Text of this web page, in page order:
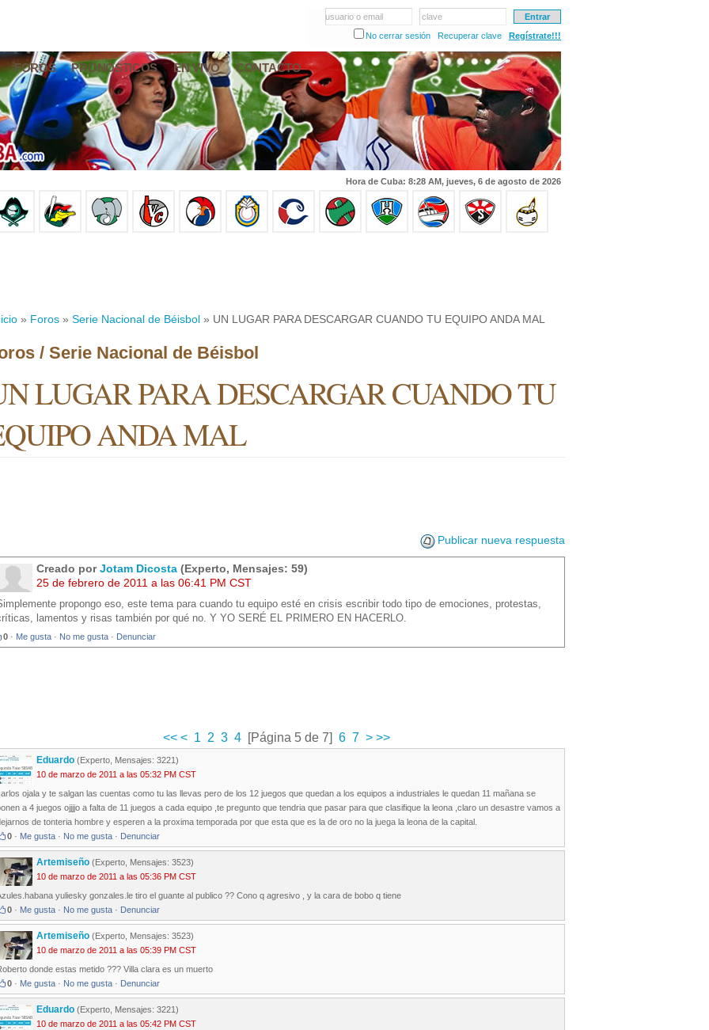
usuario o email
clave
No cerrar sesión
Recuperar clave Regístrate!!!
FOROS PRONÓSTICOS EN VIVO CONTACTO
Hora de Cuba: 8:28 AM, jueves, 6 de agosto de 2026
» Foros » Serie Nacional de Béisbol » UN LUGAR PARA DESCARGAR CUANDO TU EQUIPO ANDA MAL
/ Serie Nacional de Béisbol
LUGAR PARA DESCARGAR CUANDO TU
ANDA MAL
Publicar nueva respuesta
Creado porJotam Dicosta (Experto, Mensajes: 59)
25 de febrero de 2011 a las 06:41 PM CST
propongo eso, este tema para cuando tu equipo esté en crisis escribir todo tipo de emociones, protestas,
lamentos y risas también por qué no. Y YO SERÉ EL PRIMERO EN HACERLO.
0 · Me gusta · No me gusta · Denunciar
<< < 1 2 3 4 [Página 5 de 7] 6 7 >>>
Eduardo (Experto, Mensajes: 3221)
10 de marzo de 2011 a las 05:32 PM CST
ojala y te salgan las cuentas como tu las llevas pero de los 12 juegos que quedan a los equipos a industriales le quedan 11 mañana se
a 4 juegos ojjjjo a falta de 11 juegos a cada equipo ,te pregunto que tendria que pasar para que clasifique la leona ,claro un desastre vamos a
de tonteria hombre y esperen a la proxima temporada por que esta que es la de oro no la juega la leona de la capital.
0 · Me gusta · No me gusta · Denunciar
Artemiseño (Experto, Mensajes: 3523)
10 de marzo de 2011 a las 05:36 PM CST
yuliesky gonzales.le tiro el guante al publico ?? Cono q agresivo , y la cara de bobo q tiene
0 · Me gusta · No me gusta · Denunciar
Artemiseño (Experto, Mensajes: 3523)
10 de marzo de 2011 a las 05:39 PM CST
donde estas metido ??? Villa clara es un muerto
0 · Me gusta · No me gusta · Denunciar
Eduardo (Experto, Mensajes: 3221)
10 de marzo de 2011 a las 05:42 PM CST